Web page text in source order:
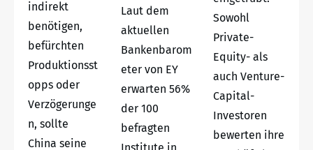
indirekt
benötigen,
befürchten
Produktionsst
opps oder
Verzögerunge
n, sollte
China seine
Laut dem
aktuellen
Bankenbarom
eter von EY
erwarten 56%
der 100
befragten
Institute in
Sowohl
Private-
Equity- als
auch Venture-
Capital-
Investoren
bewerten ihre